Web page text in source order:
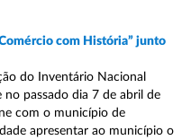
com História” junto
do Inventário Nacional
no passado dia 7 de abril de
com o município de
apresentar ao município o